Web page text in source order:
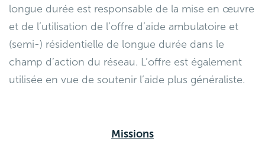
longue durée est responsable de la mise en œuvre
et de l’utilisation de l’offre d’aide ambulatoire et
(semi-) résidentielle de longue durée dans le
champ d’action du réseau. L’offre est également
utilisée en vue de soutenir l’aide plus généraliste.
Missions